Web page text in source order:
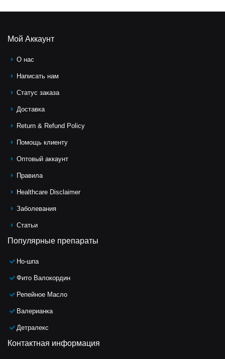
Мой Аккаунт
О нас
Написать нам
Статус заказа
Доставка
Return & Refund Policy
Помощь клиeнту
Оптовый аккаунт
Правила
Healthcare Disclaimer
Заболевания
Статьи
Популярные препараты
Но-шпа
Фито Валокордин
Репейное Масло
Валерианка
Детралекс
Контактная информация